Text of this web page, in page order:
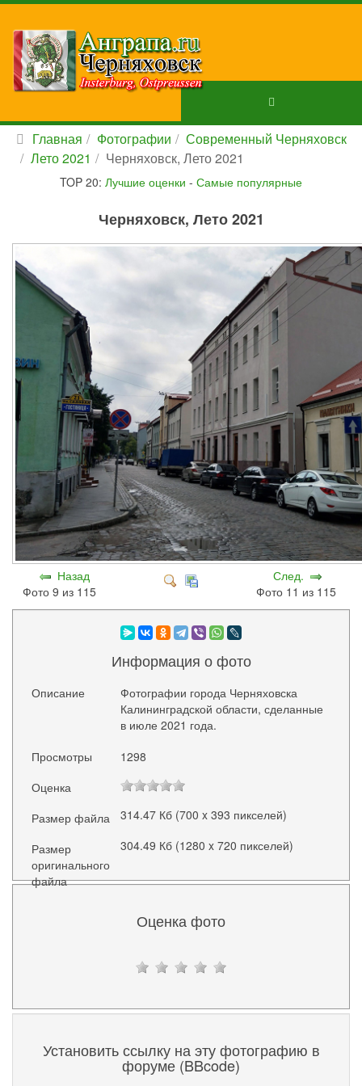
Главная Фотографии
Современный Черняховск
Лето 2021
Черняховск, Лето 2021
TOP 20: Лучшие оценки - Самые популярные
Черняховск, Лето 2021
Назад
Фото 9 из 115
След.
Фото 11 из 115
Информация о фото
Описание
Фотографии города Черняховска
Калининградской области, сделанные
в июле 2021 года.
Просмотры
1298
Оценка
Размер файла
314.47 Кб (700 x 393 пикселей)
Размер
оригинального
файла
304.49 Кб (1280 x 720 пикселей)
Оценка фото
Установить ссылку на эту фотографию в
форуме (BBcode)